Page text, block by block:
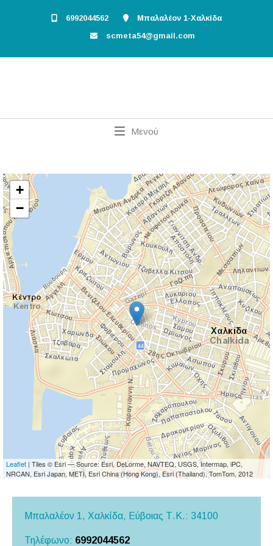
6992044562
Μπαλαλέον 1-Χαλκίδα
scmeta54@gmail.com
Μενού
+
−
Leaflet | Tiles © Esri — Source: Esri, DeLorme, NAVTEQ, USGS, Intermap, iPC,
NRCAN, Esri Japan, METI, Esri China (Hong Kong), Esri (Thailand), TomTom, 2012
Μπαλαλέον 1, Χαλκίδα, Εύβοιας Τ.Κ.: 34100
Τηλέφωνο: 6992044562